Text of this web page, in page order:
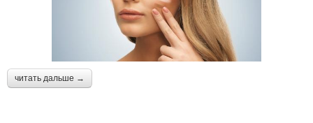
читать дальше →